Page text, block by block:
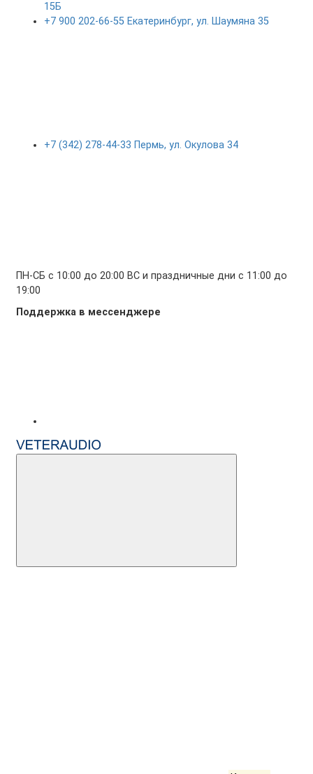
15Б
+7 900 202-66-55 Екатеринбург, ул. Шаумяна 35
+7 (342) 278-44-33 Пермь, ул. Окулова 34
ПН-СБ с 10:00 до 20:00 ВС и праздничные дни с 11:00 до
19:00
Поддержка в мессенджере